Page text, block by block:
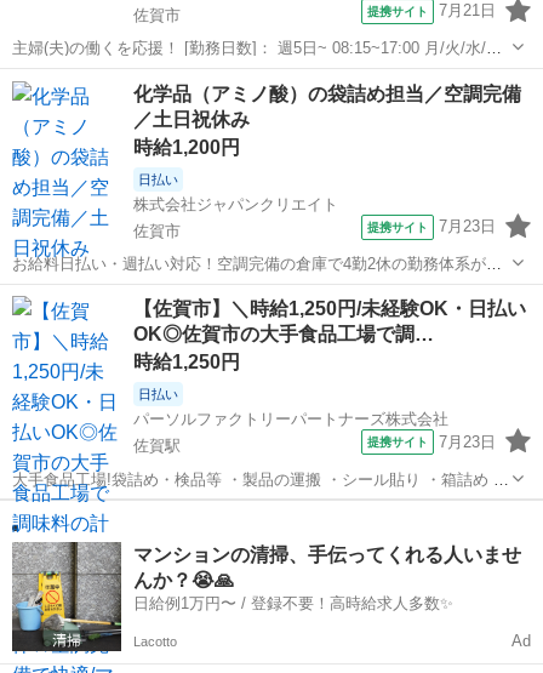
佐賀市
提携サイト 7月21日
主婦(夫)の働くを応援！ [勤務日数]： 週5日~ 08:15~17:00 月/火/水/木/
金/土 などから選べます [勤務地・最寄駅]： 佐賀県佐賀市蓮池町蓮池
66番地 株式会社グロップ鳥栖オフィス [職種名]：半...
佐賀 仕分け
化学品（アミノ酸）の袋詰め担当／空調完備
／土日祝休み
時給1,200円
日払い
株式会社ジャパンクリエイト
佐賀市
提携サイト 7月23日
お給料日払い・週払い対応！空調完備の倉庫で4勤2休の勤務体系が可
能／20代・30代・40代・50代在籍中 ＼株式会社ジャパンクリエイトの
強み／ 【製造・物流に特化した圧倒的な専門性】 ジャパンクリエイト
は、製造・物流分野...
佐賀 仕分け
【佐賀市】＼時給1,250円/未経験OK・日払い
OK◎佐賀市の大手食品工場で調…
時給1,250円
日払い
パーソルファクトリーパートナーズ株式会社
佐賀駅
提携サイト 7月23日
大手食品工場!袋詰め・検品等 ・製品の運搬 ・シール貼り ・箱詰め ・
粉の量を計る ・機械の確認 ・簡単な業務ですので初めての方も大歓
迎! ・4勤2休でメリハリのある働き方ができる♪ ・日勤のお仕事なので
生活リズムが作りや...
佐賀 佐賀市
マンションの清掃、手伝ってくれる人いませ
んか？😭🙏
日給例1万円〜 / 登録不要！高時給求人多数✨
Lacotto Ad